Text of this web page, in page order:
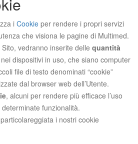
i Cookie per rendere i propri servizi
che visiona le pagine di Multimed.
vedranno inserite delle quantità
nei dispositivi in uso, che siano computer
file di testo denominati “cookie”
dal browser web dell’Utente.
, alcuni per rendere più efficace l’uso
funzionalità.
i nostri cookie